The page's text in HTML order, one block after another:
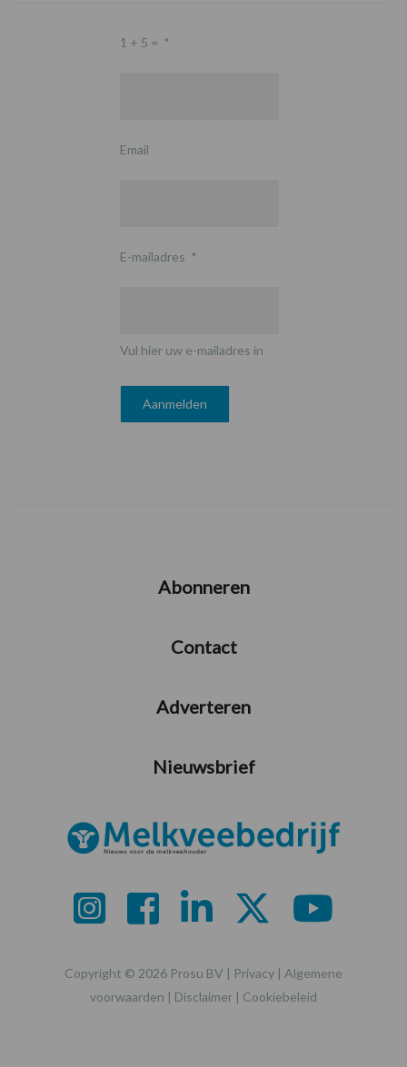
1 + 5 = *
Email
E-mailadres *
Vul hier uw e-mailadres in
Abonneren
Contact
Adverteren
Nieuwsbrief
Copyright © 2026 Prosu BV | Privacy | Algemene
voorwaarden | Disclaimer | Cookiebeleid